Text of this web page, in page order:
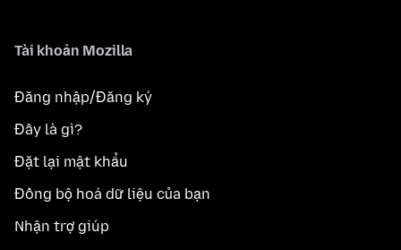
Tài khoản Mozilla
Đăng nhập/Đăng ký
Đây là gì?
Đặt lại mật khẩu
Đồng bộ hoá dữ liệu của bạn
Nhận trợ giúp